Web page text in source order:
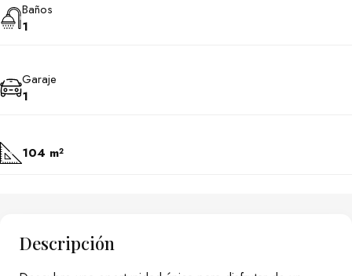
Baños
1
Garaje
1
104 m²
Descripción